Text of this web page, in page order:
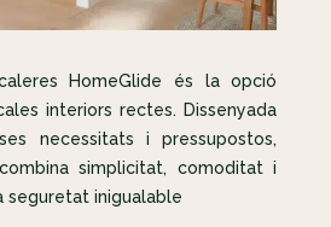
HomeGlide és la opció
interiors rectes. Dissenyada
necessitats i pressupostos,
simplicitat, comoditat i
seguretat inigualable